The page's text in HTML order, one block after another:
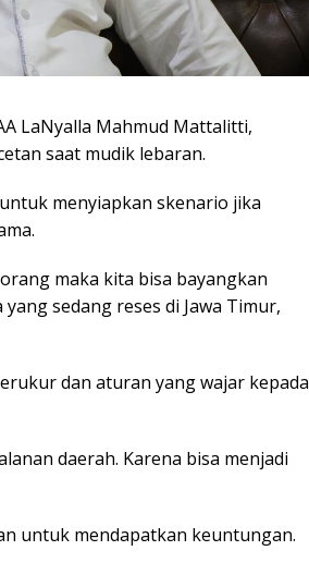
LaNyalla Mahmud Mattalitti,
saat mudik lebaran.
menyiapkan skenario jika
maka kita bisa bayangkan
sedang reses di Jawa Timur,
dan aturan yang wajar kepada
daerah. Karena bisa menjadi
untuk mendapatkan keuntungan.